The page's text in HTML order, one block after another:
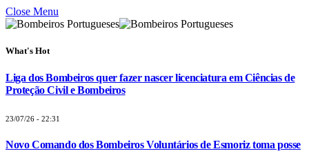
Close Menu
What's Hot
Liga dos Bombeiros quer fazer nascer licenciatura em Ciências de
Proteção Civil e Bombeiros
23/07/26 - 22:31
Novo Comando dos Bombeiros Voluntários de Esmoriz toma posse